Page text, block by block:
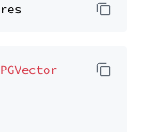
PGVector